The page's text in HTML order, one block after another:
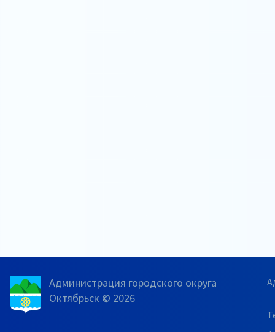
Администрация городского округа
Октябрьск © 2026